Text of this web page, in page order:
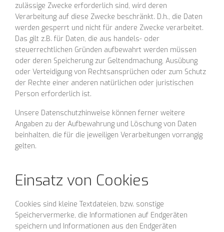
zulässige Zwecke erforderlich sind, wird deren
Verarbeitung auf diese Zwecke beschränkt. D.h., die Daten
werden gesperrt und nicht für andere Zwecke verarbeitet.
Das gilt z.B. für Daten, die aus handels- oder
steuerrechtlichen Gründen aufbewahrt werden müssen
oder deren Speicherung zur Geltendmachung, Ausübung
oder Verteidigung von Rechtsansprüchen oder zum Schutz
der Rechte einer anderen natürlichen oder juristischen
Person erforderlich ist.
Unsere Datenschutzhinweise können ferner weitere
Angaben zu der Aufbewahrung und Löschung von Daten
beinhalten, die für die jeweiligen Verarbeitungen vorrangig
gelten.
Einsatz von Cookies
Cookies sind kleine Textdateien, bzw. sonstige
Speichervermerke, die Informationen auf Endgeräten
speichern und Informationen aus den Endgeräten